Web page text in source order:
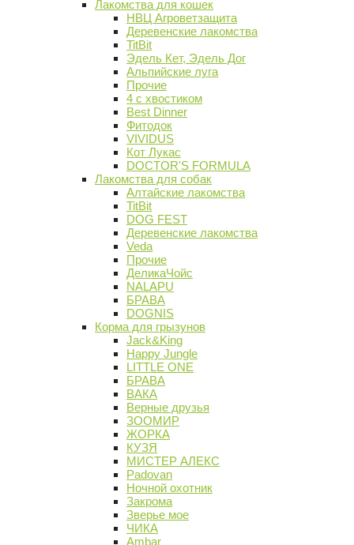
Лакомства для кошек
НВЦ Агроветзащита
Деревенские лакомства
TitBit
Эдель Кет, Эдель Дог
Альпийские луга
Прочие
4 с хвостиком
Best Dinner
Фитодок
VIVIDUS
Кот Лукас
DOCTOR'S FORMULA
Лакомства для собак
Алтайские лакомства
TitBit
DOG FEST
Деревенские лакомства
Veda
Прочие
ДеликаЧойс
NALAPU
БРАВА
DOGNIS
Корма для грызунов
Jack&King
Happy Jungle
LITTLE ONE
БРАВА
ВАКА
Верные друзья
ЗООМИР
ЖОРКА
КУЗЯ
МИСТЕР АЛЕКС
Padovan
Ночной охотник
Закрома
Зверье мое
ЧИКА
Ambar